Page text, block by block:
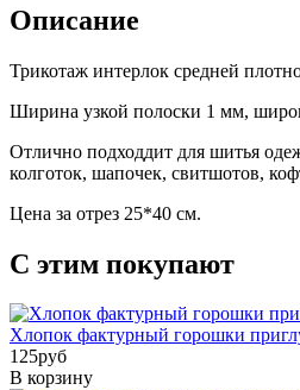
Описание
Трикотаж интерлок средней
Ширина узкой полоски 1 мм,
Отлично подходдит для шитья
колготок, шапочек, свитшотов,
Цена за отрез 25*40 см.
С этим покупают
Хлопок фактурный горошки
125pуб
В корзину